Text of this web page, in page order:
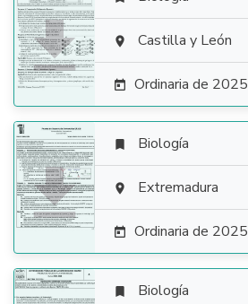
  Castilla y León
 Ordinaria de 2025

 Biología
 Extremadura
 Ordinaria de 2025
 Biología